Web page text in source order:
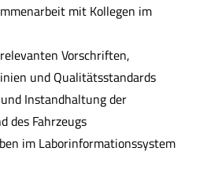
mit Kollegen im
Vorschriften,
und Qualitätsstandards
Instandhaltung der
des Fahrzeugs
im Laborinformationssystem